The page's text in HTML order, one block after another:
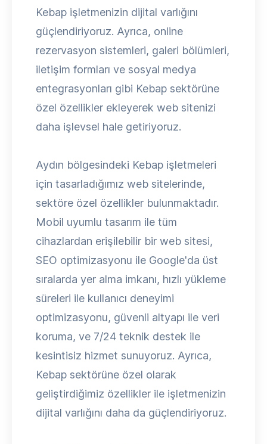
Kebap işletmenizin dijital varlığını
güçlendiriyoruz. Ayrıca, online
rezervasyon sistemleri, galeri bölümleri,
iletişim formları ve sosyal medya
entegrasyonları gibi Kebap sektörüne
özel özellikler ekleyerek web sitenizi
daha işlevsel hale getiriyoruz.
Aydın bölgesindeki Kebap işletmeleri
için tasarladığımız web sitelerinde,
sektöre özel özellikler bulunmaktadır.
Mobil uyumlu tasarım ile tüm
cihazlardan erişilebilir bir web sitesi,
SEO optimizasyonu ile Google'da üst
sıralarda yer alma imkanı, hızlı yükleme
süreleri ile kullanıcı deneyimi
optimizasyonu, güvenli altyapı ile veri
koruma, ve 7/24 teknik destek ile
kesintisiz hizmet sunuyoruz. Ayrıca,
Kebap sektörüne özel olarak
geliştirdiğimiz özellikler ile işletmenizin
dijital varlığını daha da güçlendiriyoruz.